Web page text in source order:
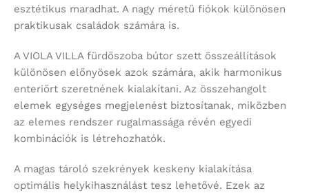
esztétikus maradhat. A nagy méretű fiókok különösen
praktikusak családok számára is.
A VIOLA VILLA fürdőszoba bútor szett összeállítások
különösen előnyösek azok számára, akik harmonikus
enteriőrt szeretnének kialakítani. Az összehangolt
elemek egységes megjelenést biztosítanak, miközben
az elemes rendszer rugalmassága révén egyedi
kombinációk is létrehozhatók.
A magas tároló szekrények keskeny kialakítása
optimális helykihasználást tesz lehetővé. Ezek az